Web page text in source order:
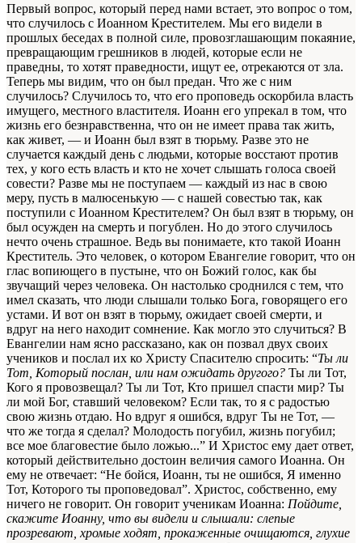
Первый вопрос, который перед нами встает, это вопрос о том,
что случилось с Иоанном Крестителем. Мы его видели в
прошлых беседах в полной силе, провозглашающим покаяние,
превращающим грешников в людей, которые если не
праведны, то хотят праведности, ищут ее, отрекаются от зла.
Теперь мы видим, что он был предан. Что же с ним
случилось? Случилось то, что его проповедь оскорбила власть
имущего, местного властителя. Иоанн его упрекал в том, что
жизнь его безнравственна, что он не имеет права так жить,
как живет, — и Иоанн был взят в тюрьму. Разве это не
случается каждый день с людьми, которые восстают против
тех, у кого есть власть и кто не хочет слышать голоса своей
совести? Разве мы не поступаем — каждый из нас в свою
меру, пусть в малюсенькую — с нашей совестью так, как
поступили с Иоанном Крестителем? Он был взят в тюрьму, он
был осужден на смерть и погублен. Но до этого случилось
нечто очень страшное. Ведь вы понимаете, кто такой Иоанн
Креститель. Это человек, о котором Евангелие говорит, что он
глас вопиющего в пустыне, что он Божий голос, как бы
звучащий через человека. Он настолько сроднился с тем, что
имел сказать, что люди слышали только Бога, говорящего его
устами. И вот он взят в тюрьму, ожидает своей смерти, и
вдруг на него находит сомнение. Как могло это случиться? В
Евангелии нам ясно рассказано, как он позвал двух своих
учеников и послал их ко Христу Спасителю спросить: “Ты ли
Тот, Который послан, или нам ожидать другого? Ты ли Тот,
Кого я провозвещал? Ты ли Тот, Кто пришел спасти мир? Ты
ли мой Бог, ставший человеком? Если так, то я с радостью
свою жизнь отдаю. Но вдруг я ошибся, вдруг Ты не Тот, —
что же тогда я сделал? Молодость погубил, жизнь погубил;
все мое благовестие было ложью...” И Христос ему дает ответ,
который действительно достоин величия самого Иоанна. Он
ему не отвечает: “Не бойся, Иоанн, ты не ошибся, Я именно
Тот, Которого ты проповедовал”. Христос, собственно, ему
ничего не говорит. Он говорит ученикам Иоанна: Пойдите,
скажите Иоанну, что вы видели и слышали: слепые
прозревают, хромые ходят, прокаженные очищаются, глухие